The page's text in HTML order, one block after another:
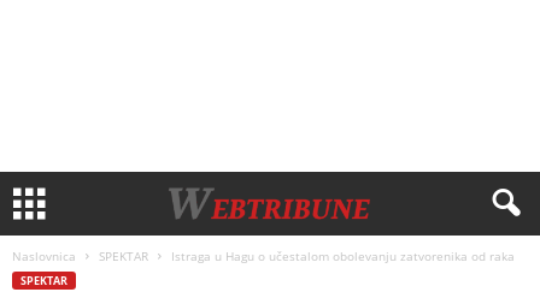
Naslovnica SPEKTAR Istraga u Hagu o učestalom obolevanju zatvorenika od raka
SPEKTAR